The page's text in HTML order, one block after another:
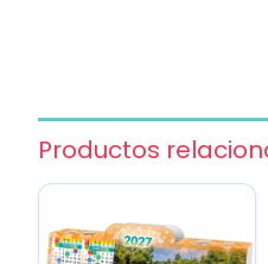
Productos